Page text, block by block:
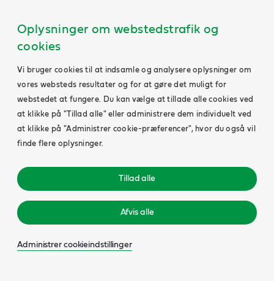
Oplysninger om webstedstrafik og
cookies
Vi bruger cookies til at indsamle og analysere oplysninger om
vores websteds resultater og for at gøre det muligt for
webstedet at fungere. Du kan vælge at tillade alle cookies ved
at klikke på "Tillad alle" eller administrere dem individuelt ved
at klikke på "Administrer cookie-præferencer", hvor du også vil
finde flere oplysninger.
Tillad alle
Afvis alle
Administrer cookieindstillinger